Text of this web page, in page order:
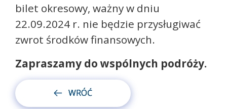
bilet okresowy, ważny w dniu
22.09.2024 r. nie będzie przysługiwać
zwrot środków finansowych.
Zapraszamy do wspólnych podróży.
WRÓĆ